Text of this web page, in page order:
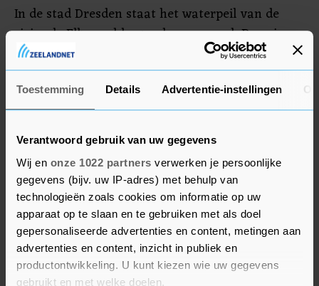
Toestemming Details Advertentie-instellingen
Verantwoord gebruik van uw gegevens
Wij en onze 1022 partners verwerken je persoonlijke
gegevens (bijv. uw IP-adres) met behulp van
technologieën zoals cookies om informatie op uw
apparaat op te slaan en te gebruiken met als doel
gepersonaliseerde advertenties en content, metingen aan
advertenties en content, inzicht in publiek en
productontwikkeling. U kunt kiezen wie uw gegevens
gebruikt en met welke doelen.
In de stad Dresden staat het waterpeil van de
rivier de Elbe veel hoger dan normaal. Daar is
donderdag 5,92 meter gemeten in plaats van de
gebruikelijke 2 meter. De Duitse autoriteiten
denken het hoogwater vrijdag stijgt tot boven de
6 meter, wat het op een na hoogste alarmniveau
zou activeren.